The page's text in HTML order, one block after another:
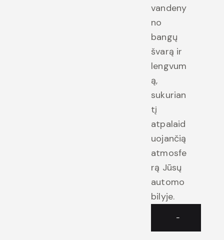
vandeny
no
bangų
švarą ir
lengvum
ą,
sukurian
tį
atpalaid
uojančią
atmosfe
rą Jūsų
automo
bilyje.
−